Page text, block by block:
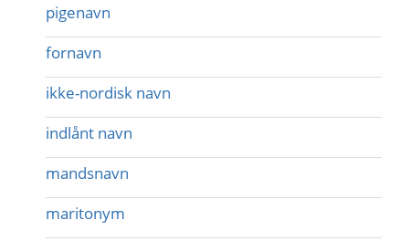
pigenavn
fornavn
ikke-nordisk navn
indlånt navn
mandsnavn
maritonym